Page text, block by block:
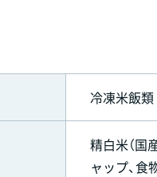
冷凍米飯類
精白米（国
ャップ、食